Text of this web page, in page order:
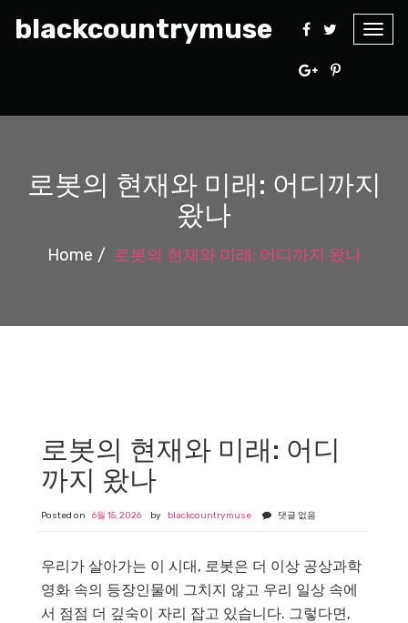
blackcountrymuse
로봇의 현재와 미래: 어디까지
왔나
Home 로봇의 현재와 미래: 어디까지 왔나
로봇의 현재와 미래: 어디
까지 왔나
Posted on 6월 15, 2026 by blackcountrymuse 댓글 없음
우리가 살아가는 이 시대, 로봇은 더 이상 공상과학
영화 속의 등장인물에 그치지 않고 우리 일상 속에
서 점점 더 깊숙이 자리 잡고 있습니다. 그렇다면,